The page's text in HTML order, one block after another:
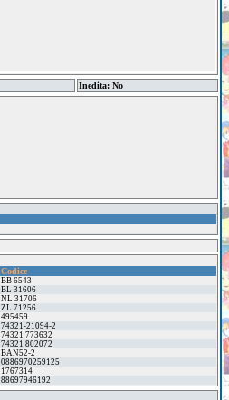
Inedita: No
Codice
BB 6543
BL 31606
NL 31706
ZL 71256
495459
74321-21094-2
74321 773632
74321 802072
BAN52-2
0886970259125
1767314
88697946192